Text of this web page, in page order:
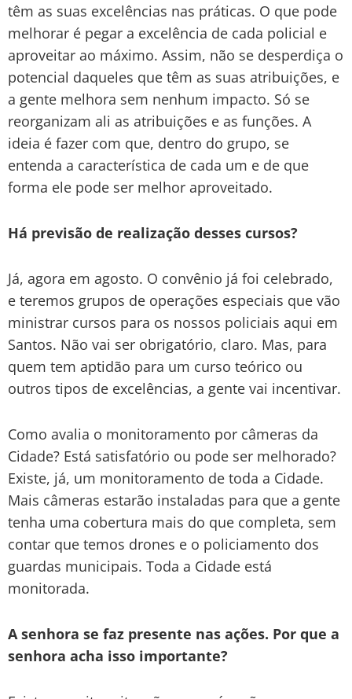
têm as suas excelências nas práticas. O que pode
melhorar é pegar a excelência de cada policial e
aproveitar ao máximo. Assim, não se desperdiça o
potencial daqueles que têm as suas atribuições, e
a gente melhora sem nenhum impacto. Só se
reorganizam ali as atribuições e as funções. A
ideia é fazer com que, dentro do grupo, se
entenda a característica de cada um e de que
forma ele pode ser melhor aproveitado.
Há previsão de realização desses cursos?
Já, agora em agosto. O convênio já foi celebrado,
e teremos grupos de operações especiais que vão
ministrar cursos para os nossos policiais aqui em
Santos. Não vai ser obrigatório, claro. Mas, para
quem tem aptidão para um curso teórico ou
outros tipos de excelências, a gente vai incentivar.
Como avalia o monitoramento por câmeras da
Cidade? Está satisfatório ou pode ser melhorado?
Existe, já, um monitoramento de toda a Cidade.
Mais câmeras estarão instaladas para que a gente
tenha uma cobertura mais do que completa, sem
contar que temos drones e o policiamento dos
guardas municipais. Toda a Cidade está
monitorada.
A senhora se faz presente nas ações. Por que a
senhora acha isso importante?